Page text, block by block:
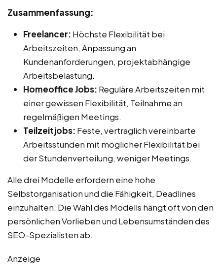
Zusammenfassung:
Freelancer: Höchste Flexibilität bei
Arbeitszeiten, Anpassung an
Kundenanforderungen, projektabhängige
Arbeitsbelastung.
Homeoffice Jobs: Reguläre Arbeitszeiten mit
einer gewissen Flexibilität, Teilnahme an
regelmäßigen Meetings.
Teilzeitjobs: Feste, vertraglich vereinbarte
Arbeitsstunden mit möglicher Flexibilität bei
der Stundenverteilung, weniger Meetings.
Alle drei Modelle erfordern eine hohe
Selbstorganisation und die Fähigkeit, Deadlines
einzuhalten. Die Wahl des Modells hängt oft von den
persönlichen Vorlieben und Lebensumständen des
SEO-Spezialisten ab.
Anzeige